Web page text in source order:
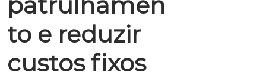
to e reduzir
custos fixos